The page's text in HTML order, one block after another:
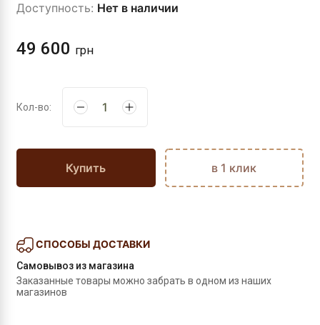
Доступность: Нет в наличии
49 600 грн
Кол-во:
Купить в 1 клик
СПОСОБЫ ДОСТАВКИ
Самовывоз из магазина
Заказанные товары можно забрать в одном из наших
магазинов